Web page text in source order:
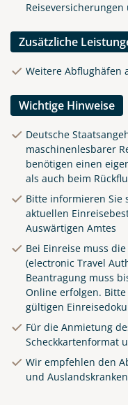
Zusätzliche
Weitere Abflughäfen
Wichtige Hinweise
Deutsche
maschinenlesbarer
benötigen einen
als auch beim
Bitte informieren Sie
aktuellen
Auswärtigen Amtes
Bei Einreise muss
(electronic Travel
Beantragung muss
Online erfolgen.
gültigen
Für die Anmietung
Scheckkartenformat
Wir empfehlen den
und